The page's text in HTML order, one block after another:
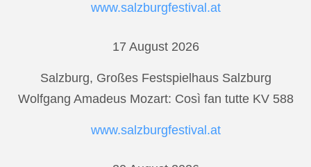
www.salzburgfestival.at
17 August 2026
Salzburg, Großes Festspielhaus Salzburg
Wolfgang Amadeus Mozart: Così fan tutte KV 588
www.salzburgfestival.at